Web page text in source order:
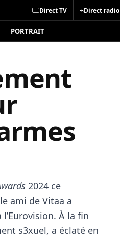
Direct TV ⌁Direct radio
PORTRAIT
2024 ce
ami de Vitaa a
À la fin
s3xuel, a éclaté en